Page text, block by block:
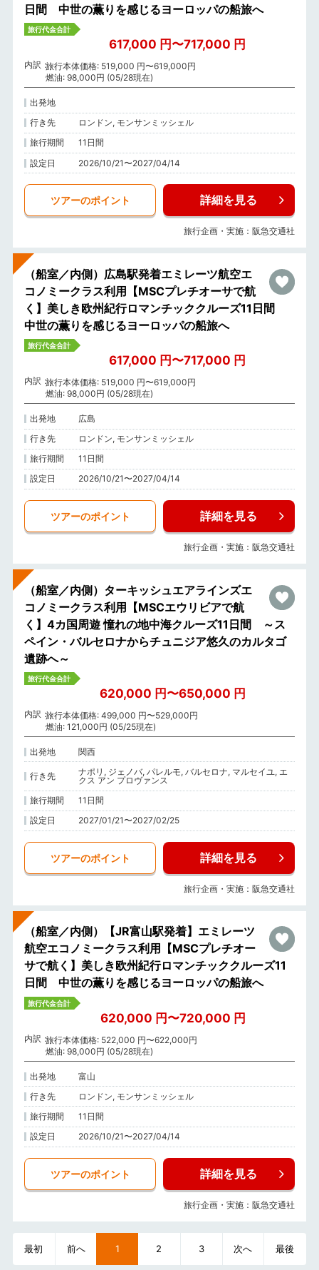
日間 中世の薫りを感じるヨーロッパの船旅へ
旅行代金合計
617,000 円〜717,000 円
内訳 旅行本体価格: 519,000 円〜619,000円
燃油: 98,000円 (05/28現在)
出発地
行き先
ロンドン, モンサンミッシェル
旅行期間
11日間
設定日
2026/10/21〜2027/04/14
ツアーのポイント 詳細を見る
旅行企画・実施：阪急交通社
（船室／内側）広島駅発着エミレーツ航空エ
コノミークラス利用【MSCプレチオーサで航
く】美しき欧州紀行ロマンチッククルーズ11日間
中世の薫りを感じるヨーロッパの船旅へ
旅行代金合計
617,000 円〜717,000 円
内訳 旅行本体価格: 519,000 円〜619,000円
燃油: 98,000円 (05/28現在)
出発地
広島
行き先
ロンドン, モンサンミッシェル
旅行期間
11日間
設定日
2026/10/21〜2027/04/14
ツアーのポイント 詳細を見る
旅行企画・実施：阪急交通社
（船室／内側）ターキッシュエアラインズエ
コノミークラス利用【MSCエウリビアで航
く】4カ国周遊 憧れの地中海クルーズ11日間 ～ス
ペイン・バルセロナからチュニジア悠久のカルタゴ
遺跡へ～
旅行代金合計
620,000 円〜650,000 円
内訳 旅行本体価格: 499,000 円〜529,000円
燃油: 121,000円 (05/25現在)
出発地 関西
行き先
ナポリ, ジェノバ, パレルモ, バルセロナ, マルセイユ, エ
クス アン プロヴァンス
旅行期間
11日間
設定日
2027/01/21〜2027/02/25
ツアーのポイント 詳細を見る
旅行企画・実施：阪急交通社
（船室／内側）【JR富山駅発着】エミレーツ
航空エコノミークラス利用【MSCプレチオー
サで航く】美しき欧州紀行ロマンチッククルーズ11
日間 中世の薫りを感じるヨーロッパの船旅へ
旅行代金合計
620,000 円〜720,000 円
内訳 旅行本体価格: 522,000 円〜622,000円
燃油: 98,000円 (05/28現在)
出発地
富山
行き先
ロンドン, モンサンミッシェル
旅行期間
11日間
設定日
2026/10/21〜2027/04/14
ツアーのポイント 詳細を見る
旅行企画・実施：阪急交通社
最初 前へ 1 2 3 次へ 最後